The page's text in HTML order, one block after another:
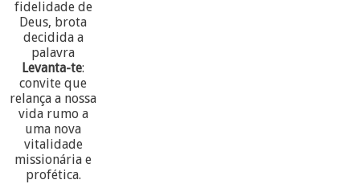
fidelidade de
Deus, brota
decidida a
palavra
Levanta-te:
convite que
relança a nossa
vida rumo a
uma nova
vitalidade
missionária e
profética.